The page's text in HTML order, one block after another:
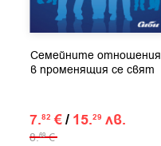
Семейните отношения
в променящия се свят
7.82 €/ 15.29 лв.
8.69 €